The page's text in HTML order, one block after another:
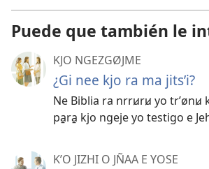
Puede que también le
KJO NGEZGØJME
¿Gi nee kjo ra ma jitsʼi?
Ne Biblia ra nrrꞹrꞹ yo trʼønꞹ
pa̱ra̱ kjo ngeje yo testigo e
KʼO JIZHI O JÑAA E YOSE